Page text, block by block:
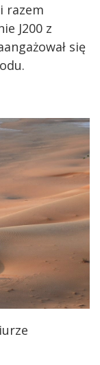
razem
J200 z
się